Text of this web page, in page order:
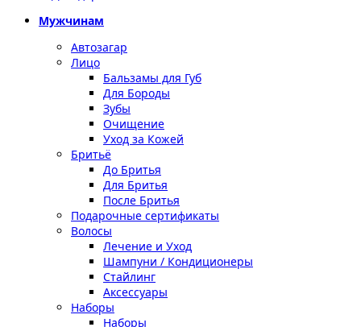
Мужчинам
Автозагар
Лицо
Бальзамы для Губ
Для Бороды
Зубы
Очищение
Уход за Кожей
Бритьё
До Бритья
Для Бритья
После Бритья
Подарочные сертификаты
Волосы
Лечение и Уход
Шампуни / Кондиционеры
Стайлинг
Аксессуары
Наборы
Наборы